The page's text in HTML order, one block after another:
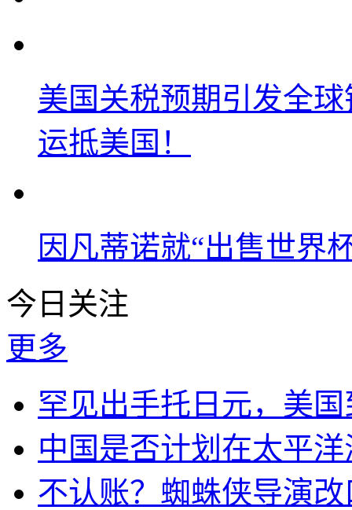
美国关税预期引发全
运抵美国！
因凡蒂诺就“出售世界
今日关注
更多
罕见出手托日元，美
中国是否计划在太平
不认账？蜘蛛侠导演